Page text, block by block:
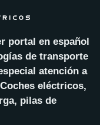
portal en español
de transporte
atención a
eléctricos,
pilas de